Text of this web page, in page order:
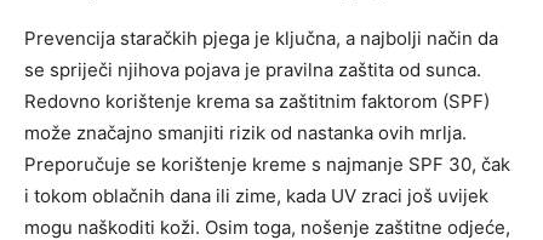
Prevencija staračkih pjega je ključna, a najbolji način da
se spriječi njihova pojava je pravilna zaštita od sunca.
Redovno korištenje krema sa zaštitnim faktorom (SPF)
može značajno smanjiti rizik od nastanka ovih mrlja.
Preporučuje se korištenje kreme s najmanje SPF 30, čak
i tokom oblačnih dana ili zime, kada UV zraci još uvijek
mogu naškoditi koži. Osim toga, nošenje zaštitne odjeće,